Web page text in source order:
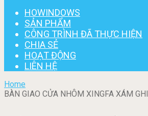
HOWINDOWS
SẢN PHẨM
CÔNG TRÌNH ĐÃ THỰC HIỆN
CHIA SẺ
HOẠT ĐỘNG
LIÊN HỆ
Home
BÀN GIAO CỬA NHÔM XINGFA XÁM GHI